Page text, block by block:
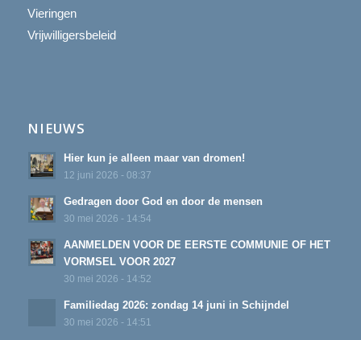
Vieringen
Vrijwilligersbeleid
NIEUWS
Hier kun je alleen maar van dromen!
12 juni 2026 - 08:37
Gedragen door God en door de mensen
30 mei 2026 - 14:54
AANMELDEN VOOR DE EERSTE COMMUNIE OF HET
VORMSEL VOOR 2027
30 mei 2026 - 14:52
Familiedag 2026: zondag 14 juni in Schijndel
30 mei 2026 - 14:51